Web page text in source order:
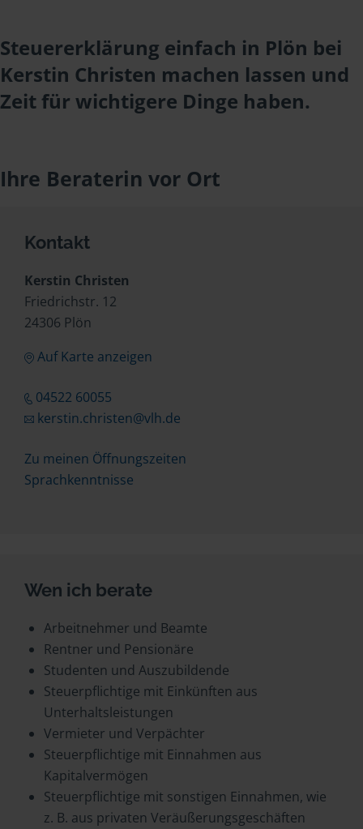
Steuererklärung einfach in Plön bei
Kerstin Christen machen lassen und
Zeit für wichtigere Dinge haben.
Ihre Beraterin vor Ort
Kontakt
Kerstin Christen
Friedrichstr. 12
24306 Plön
Auf Karte anzeigen
04522 60055
kerstin.christen@vlh.de
Zu meinen Öffnungszeiten
Sprachkenntnisse
Wen ich berate
Arbeitnehmer und Beamte
Rentner und Pensionäre
Studenten und Auszubildende
Steuerpflichtige mit Einkünften aus
Unterhaltsleistungen
Vermieter und Verpächter
Steuerpflichtige mit Einnahmen aus
Kapitalvermögen
Steuerpflichtige mit sonstigen Einnahmen, wie
z. B. aus privaten Veräußerungsgeschäften